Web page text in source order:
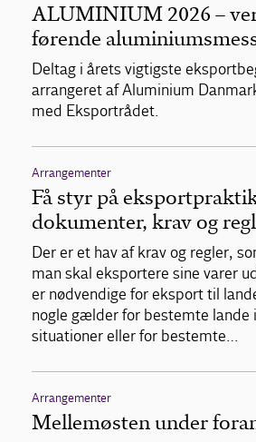
ALUMINIUM 2026 –
førende
Deltag i årets vigtigste
arrangeret af Aluminium
med Eksportrådet.
Arrangementer
Få styr på
dokumenter, krav og
Der er et hav af krav og regler,
man skal eksportere sine varer
er nødvendige for eksport til
nogle gælder for bestemte lande
situationer eller for bestemte…
Arrangementer
Mellemøsten under